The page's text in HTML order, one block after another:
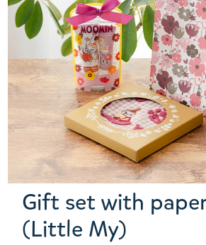
Gift set with
(Little My)